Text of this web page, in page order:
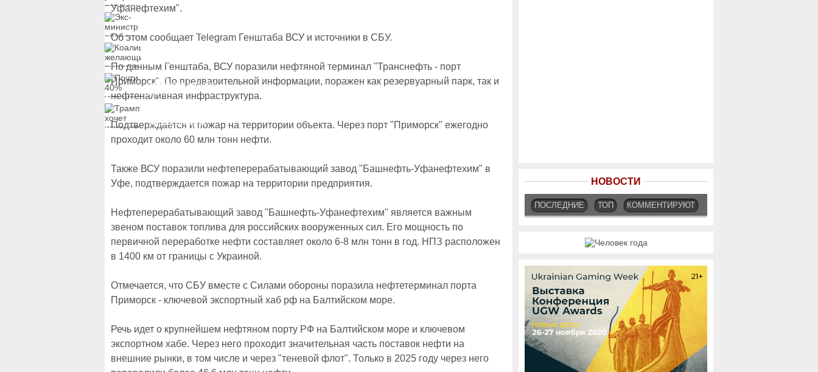
НАТО и предлагает
СНБО Умеров получил
новую "вкусную"
двух главных
сторонников Украины
Почти 40% украинцев
планируют сменить
работу
"адских санкциях"
против России
Уфанефтехим".
Об этом сообщает Telegram Генштаба ВСУ и источники в СБУ.
По данным Генштаба, ВСУ поразили нефтяной терминал "Транснефть - порт
Приморск". По предварительной информации, поражен как резервуарный парк, так и
нефтеналивная инфраструктура.
Подтверждается и пожар на территории объекта. Через порт "Приморск" ежегодно
проходит около 60 млн тонн нефти.
Также ВСУ поразили нефтеперерабатывающий завод "Башнефть-Уфанефтехим" в
Уфе, подтверждается пожар на территории предприятия.
Нефтеперерабатывающий завод "Башнефть-Уфанефтехим" является важным
звеном поставок топлива для российских вооруженных сил. Его мощность по
первичной переработке нефти составляет около 6-8 млн тонн в год. НПЗ расположен
в 1400 км от границы с Украиной.
Отмечается, что СБУ вместе с Силами обороны поразила нефтетерминал порта
Приморск - ключевой экспортный хаб рф на Балтийском море.
Речь идет о крупнейшем нефтяном порту РФ на Балтийском море и ключевом
экспортном хабе. Через него проходит значительная часть поставок нефти на
внешние рынки, в том числе и через "теневой флот". Только в 2025 году через него
НОВОСТИ
ПОСЛЕДНИЕ ТОП КОММЕНТИРУЮТ